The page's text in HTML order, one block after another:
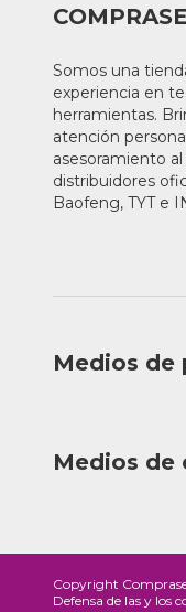
Somos una
experiencia en
herramientas.
atención
asesoramiento
distribuidores
Baofeng, TYT e
Medios de
Medios de
Copyright
Defensa de las y los